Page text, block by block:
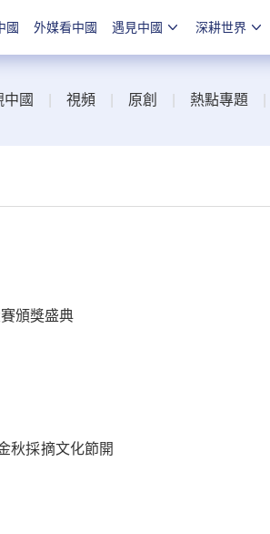
國 外媒看中國 遇見中國 深耕世界
中國 視頻 原創 熱點專題
頒獎盛典
秋採摘文化節開